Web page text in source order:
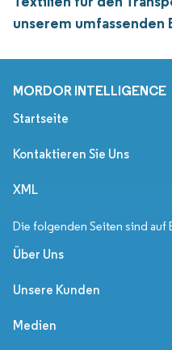
unserem umfassenden
MORDOR INTELLIGENCE
Startseite
Kontaktieren Sie Uns
XML
Die folgenden Seiten sind auf
Über Uns
Unsere Kunden
Medien